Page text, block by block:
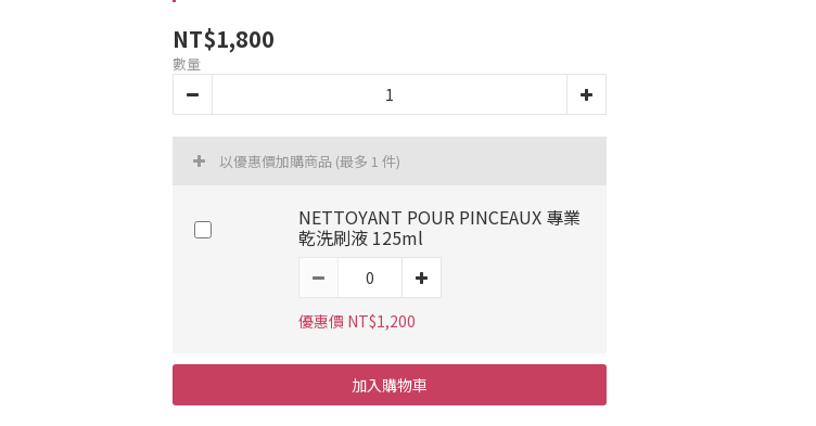
NT$1,800
數量
以優惠價加購商品 (最多 1 件)
NETTOYANT POUR PINCEAUX 專業
乾洗刷液 125ml
優惠價 NT$1,200
加入購物車